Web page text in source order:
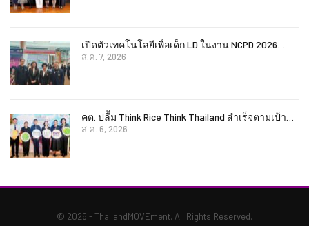
เปิดตัวเทคโนโลยีเพื่อเด็ก LD ในงาน NCPD 2026…
ส.ค. 7, 2026
คต. ปลื้ม Think Rice Think Thailand สำเร็จตามเป้า…
ส.ค. 6, 2026
© 2026 - ThailandMOVEment. All Rights Reserved.